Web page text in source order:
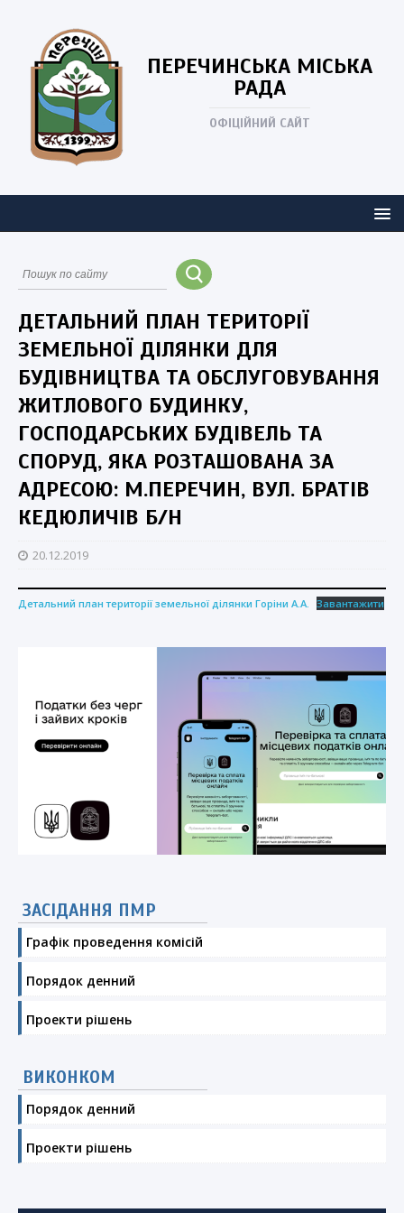
ПЕРЕЧИНСЬКА МІСЬКА
РАДА
ОФІЦІЙНИЙ САЙТ
ДЕТАЛЬНИЙ ПЛАН ТЕРИТОРІЇ
ЗЕМЕЛЬНОЇ ДІЛЯНКИ ДЛЯ
БУДІВНИЦТВА ТА ОБСЛУГОВУВАННЯ
ЖИТЛОВОГО БУДИНКУ,
ГОСПОДАРСЬКИХ БУДІВЕЛЬ ТА
СПОРУД, ЯКА РОЗТАШОВАНА ЗА
АДРЕСОЮ: М.ПЕРЕЧИН, ВУЛ. БРАТІВ
КЕДЮЛИЧІВ Б/Н
20.12.2019
Детальний план території земельної ділянки Горіни А.А. Завантажити
ЗАСІДАННЯ ПМР
Графік проведення комісій
Порядок денний
Проекти рішень
ВИКОНКОМ
Порядок денний
Проекти рішень